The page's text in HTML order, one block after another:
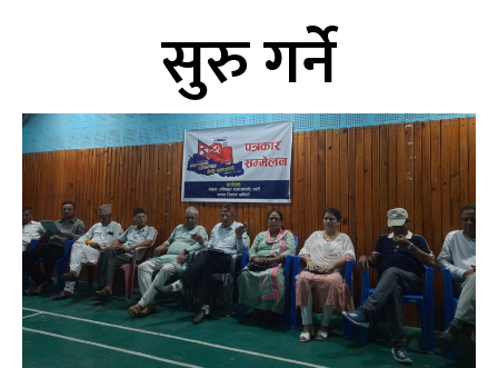
सुरु गर्ने